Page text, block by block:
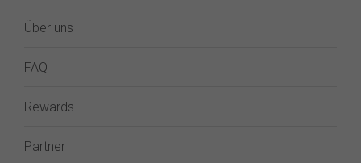
Über uns
FAQ
Rewards
Partner